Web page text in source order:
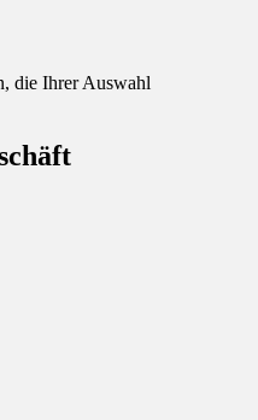
die Ihrer Auswahl